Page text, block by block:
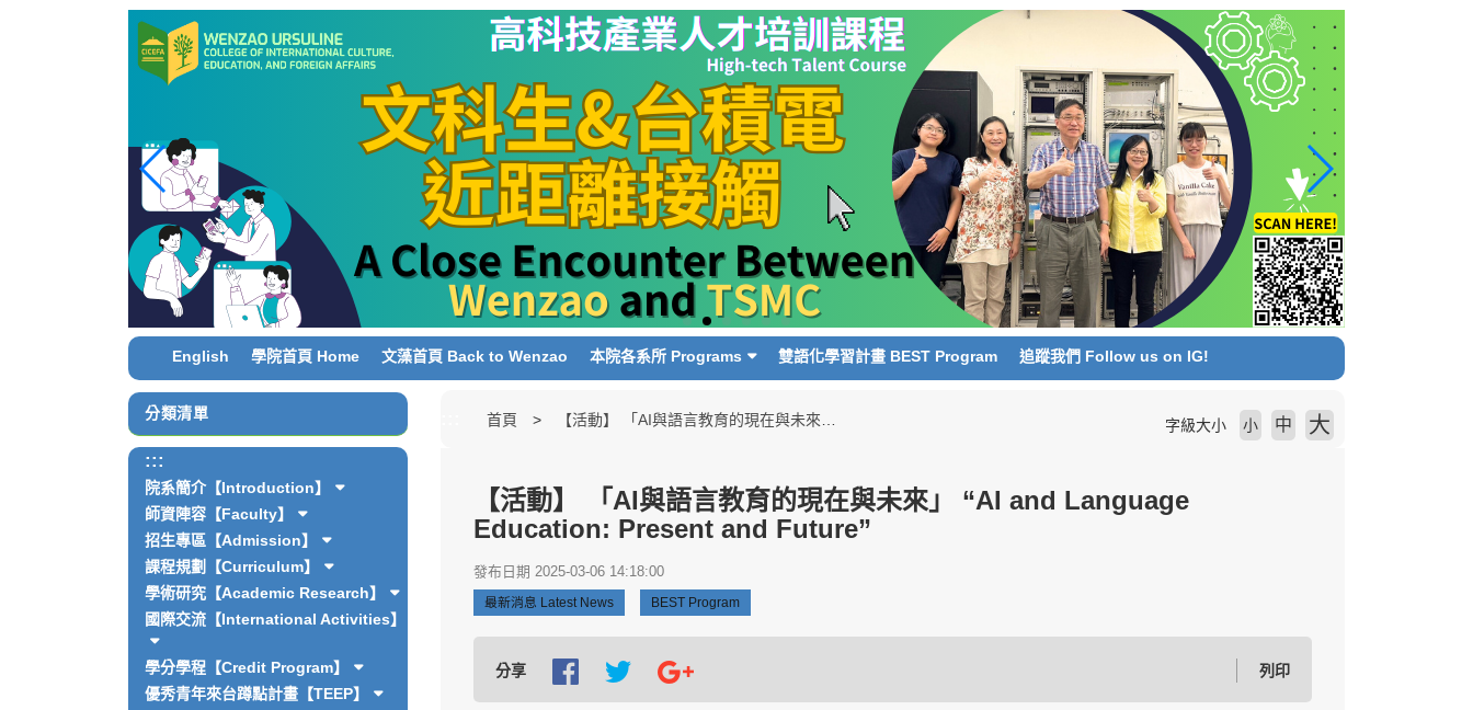
English 學院首頁 Home 文藻首頁 Back to Wenzao 本院各系所 Programs 雙語化學習計畫 BEST Program 追蹤我們 Follow us on IG!
分類清單
:::
院系簡介【Introduction】
師資陣容【Faculty】
招生專區【Admission】
課程規劃【Curriculum】
學術研究【Academic Research】
國際交流【International Activities】
學分學程【Credit Program】
優秀青年來台蹲點計畫【TEEP】
首頁 字級大小 小 中 大
【活動】 「AI與語言教育的現在與未來」 “AI and Language
Education: Present and Future”
發布日期 2025-03-06 14:18:00
最新消息 Latest News BEST Program
分享 列印